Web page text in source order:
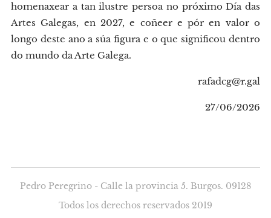
homenaxear a tan ilustre persoa no próximo Día das
Artes Galegas, en 2027, e coñeer e pór en valor o
longo deste ano a súa figura e o que significou dentro
do mundo da Arte Galega.
rafadcg@r.gal
27/06/2026
Pedro Peregrino - Calle la provincia 5. Burgos. 09128
Todos los derechos reservados 2019